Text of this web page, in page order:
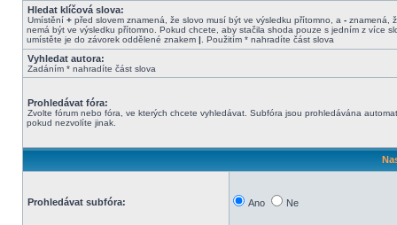
Hledat klíčová slova:
Umístění + před slovem znamená, že slovo musí být ve výsledku přítomno, a - znamená,
nemá být ve výsledku přítomno. Pokud chcete, aby stačila shoda pouze s jedním z více
umístěte je do závorek oddělené znakem | . Použitím * nahradíte část slova
Vyhledat autora:
Zadáním * nahradíte část slova
Prohledávat fóra:
Zvolte fórum nebo fóra, ve kterých chcete vyhledávat. Subfóra jsou prohledávána
pokud nezvolíte jinak.
Prohledávat subfóra: Ano Ne